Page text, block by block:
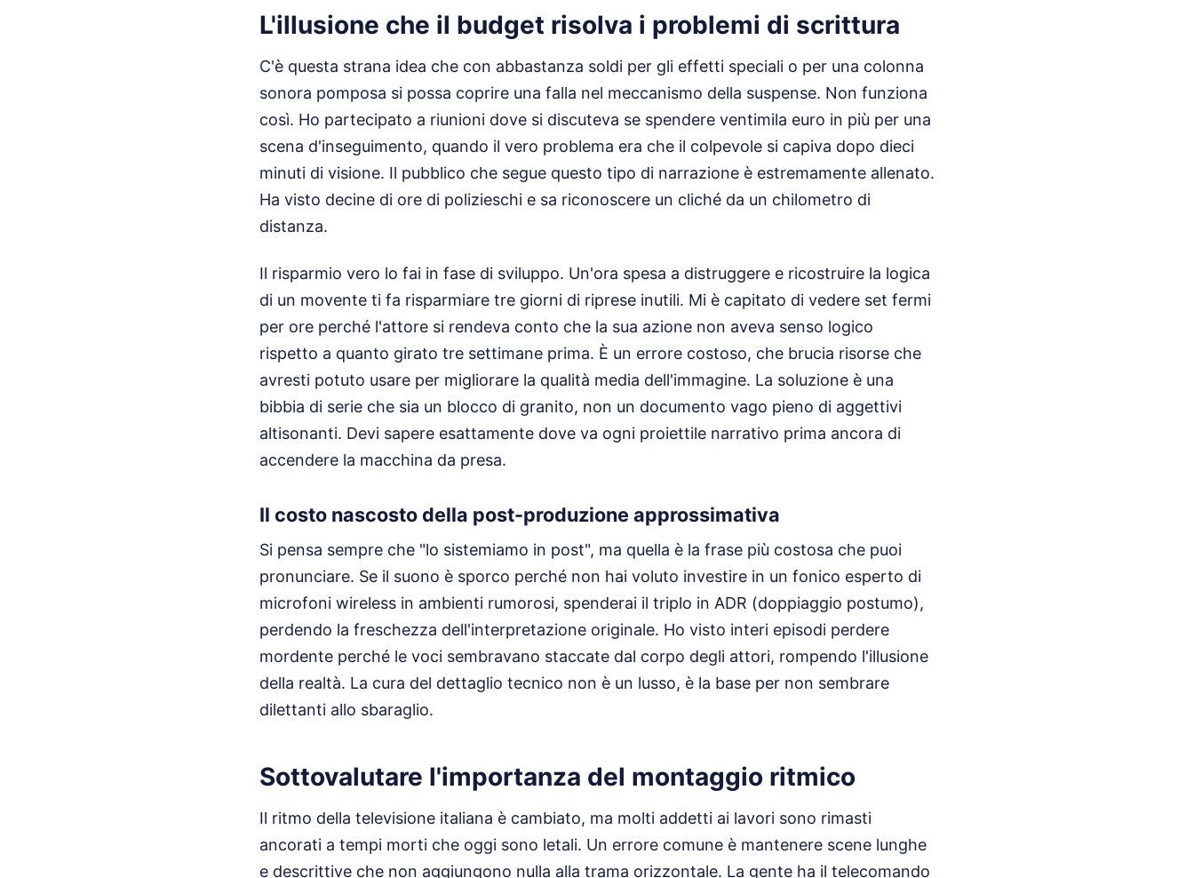
L'illusione che il budget risolva i problemi di scrittura
C'è questa strana idea che con abbastanza soldi per gli effetti speciali o per una colonna
sonora pomposa si possa coprire una falla nel meccanismo della suspense. Non funziona
così. Ho partecipato a riunioni dove si discuteva se spendere ventimila euro in più per una
scena d'inseguimento, quando il vero problema era che il colpevole si capiva dopo dieci
minuti di visione. Il pubblico che segue questo tipo di narrazione è estremamente allenato.
Ha visto decine di ore di polizieschi e sa riconoscere un cliché da un chilometro di
distanza.
Il risparmio vero lo fai in fase di sviluppo. Un'ora spesa a distruggere e ricostruire la logica
di un movente ti fa risparmiare tre giorni di riprese inutili. Mi è capitato di vedere set fermi
per ore perché l'attore si rendeva conto che la sua azione non aveva senso logico
rispetto a quanto girato tre settimane prima. È un errore costoso, che brucia risorse che
avresti potuto usare per migliorare la qualità media dell'immagine. La soluzione è una
bibbia di serie che sia un blocco di granito, non un documento vago pieno di aggettivi
altisonanti. Devi sapere esattamente dove va ogni proiettile narrativo prima ancora di
accendere la macchina da presa.
Il costo nascosto della post-produzione approssimativa
Si pensa sempre che "lo sistemiamo in post", ma quella è la frase più costosa che puoi
pronunciare. Se il suono è sporco perché non hai voluto investire in un fonico esperto di
microfoni wireless in ambienti rumorosi, spenderai il triplo in ADR (doppiaggio postumo),
perdendo la freschezza dell'interpretazione originale. Ho visto interi episodi perdere
mordente perché le voci sembravano staccate dal corpo degli attori, rompendo l'illusione
della realtà. La cura del dettaglio tecnico non è un lusso, è la base per non sembrare
dilettanti allo sbaraglio.
Sottovalutare l'importanza del montaggio ritmico
Il ritmo della televisione italiana è cambiato, ma molti addetti ai lavori sono rimasti
ancorati a tempi morti che oggi sono letali. Un errore comune è mantenere scene lunghe
e descrittive che non aggiungono nulla alla trama orizzontale. La gente ha il telecomando